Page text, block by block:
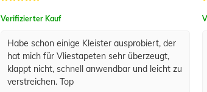
Verifizierter Kauf
Habe schon einige Kleister ausprobiert, der
hat mich für Vliestapeten sehr überzeugt,
klappt nicht, schnell anwendbar und leicht zu
verstreichen. Top